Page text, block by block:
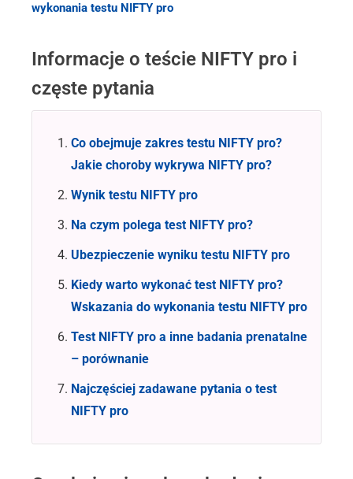
wykonania testu NIFTY pro
Informacje o teście NIFTY pro i
częste pytania
Co obejmuje zakres testu NIFTY pro?
Jakie choroby wykrywa NIFTY pro?
Wynik testu NIFTY pro
Na czym polega test NIFTY pro?
Ubezpieczenie wyniku testu NIFTY pro
Kiedy warto wykonać test NIFTY pro?
Wskazania do wykonania testu NIFTY pro
Test NIFTY pro a inne badania prenatalne
– porównanie
Najczęściej zadawane pytania o test
NIFTY pro